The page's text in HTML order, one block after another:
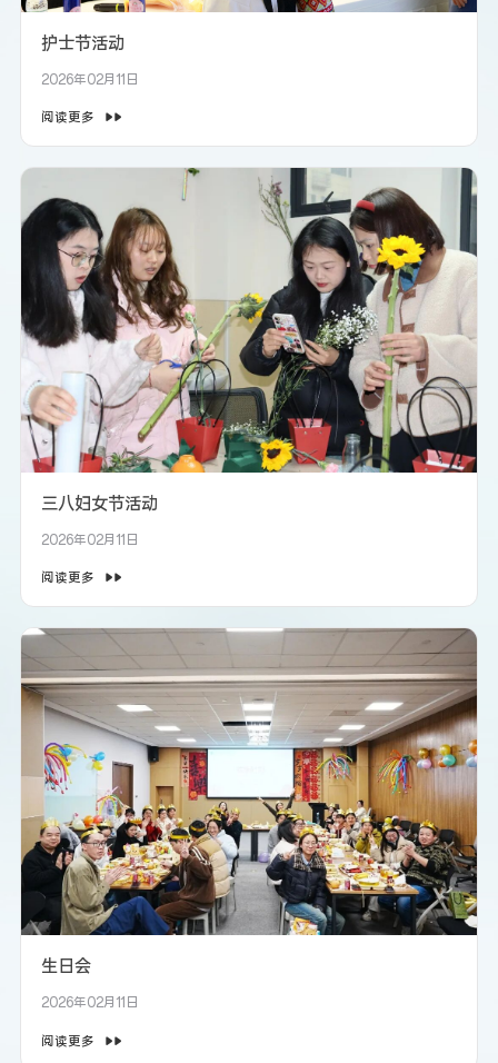
护士节活动
2026年02月11日
阅读更多
三八妇女节活动
2026年02月11日
阅读更多
生日会
2026年02月11日
阅读更多